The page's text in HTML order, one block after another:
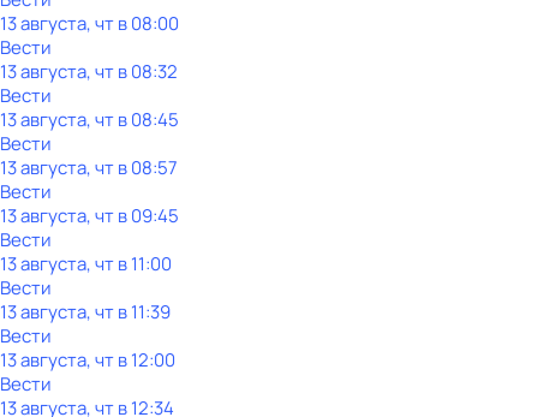
13 августа, чт в 08:00
Вести
13 августа, чт в 08:32
Вести
13 августа, чт в 08:45
Вести
13 августа, чт в 08:57
Вести
13 августа, чт в 09:45
Вести
13 августа, чт в 11:00
Вести
13 августа, чт в 11:39
Вести
13 августа, чт в 12:00
Вести
13 августа, чт в 12:34